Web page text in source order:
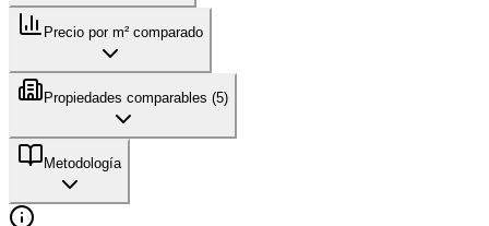
Precio por m² comparado
Propiedades comparables (5)
Metodología